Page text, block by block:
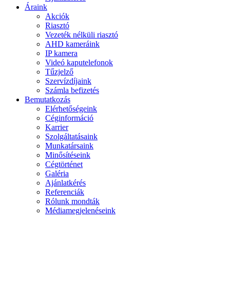
Áraink
Akciók
Riasztó
Vezeték nélküli riasztó
AHD kameráink
IP kamera
Videó kaputelefonok
Tűzjelző
Szervízdíjaink
Számla befizetés
Bemutatkozás
Elérhetőségeink
Céginformáció
Karrier
Szolgáltatásaink
Munkatársaink
Minősítéseink
Cégtörténet
Galéria
Ajánlatkérés
Referenciák
Rólunk mondták
Médiamegjelenéseink